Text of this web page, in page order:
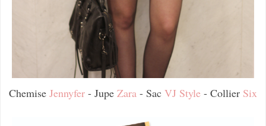
Chemise Jennyfer - Jupe Zara - Sac VJ Style - Collier Six